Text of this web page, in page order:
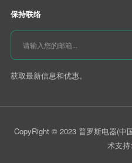
保持联络
获取最新信息和优惠。
CopyRight © 2023 普罗斯电器(中
术支持: